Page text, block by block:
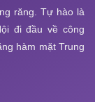
răng. Tự hào là
đi đầu về công
hàm mặt Trung